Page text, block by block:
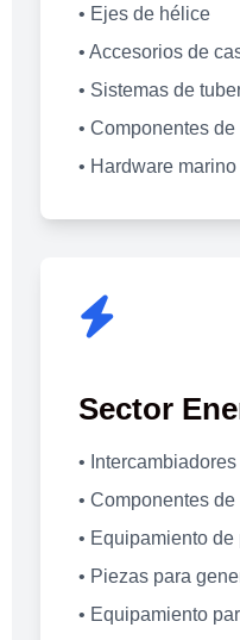
• Ejes de hélice
• Accesorios de
• Sistemas de
• Componentes
• Hardware marino
Sector
•
• Componentes
• Equipamiento
• Piezas para
• Equipamiento